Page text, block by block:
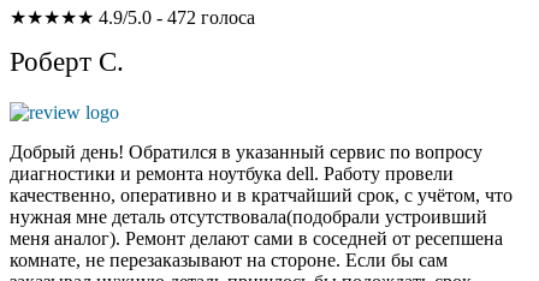
★★★★★ 4.9/5.0 - 472 голоса
Роберт С.
Добрый день! Обратился в указанный сервис по вопросу
диагностики и ремонта ноутбука dell. Работу провели
качественно, оперативно и в кратчайший срок, с учётом, что
нужная мне деталь отсутствовала(подобрали устроивший
меня аналог). Ремонт делают сами в соседней от ресепшена
комнате, не перезаказывают на стороне. Если бы сам